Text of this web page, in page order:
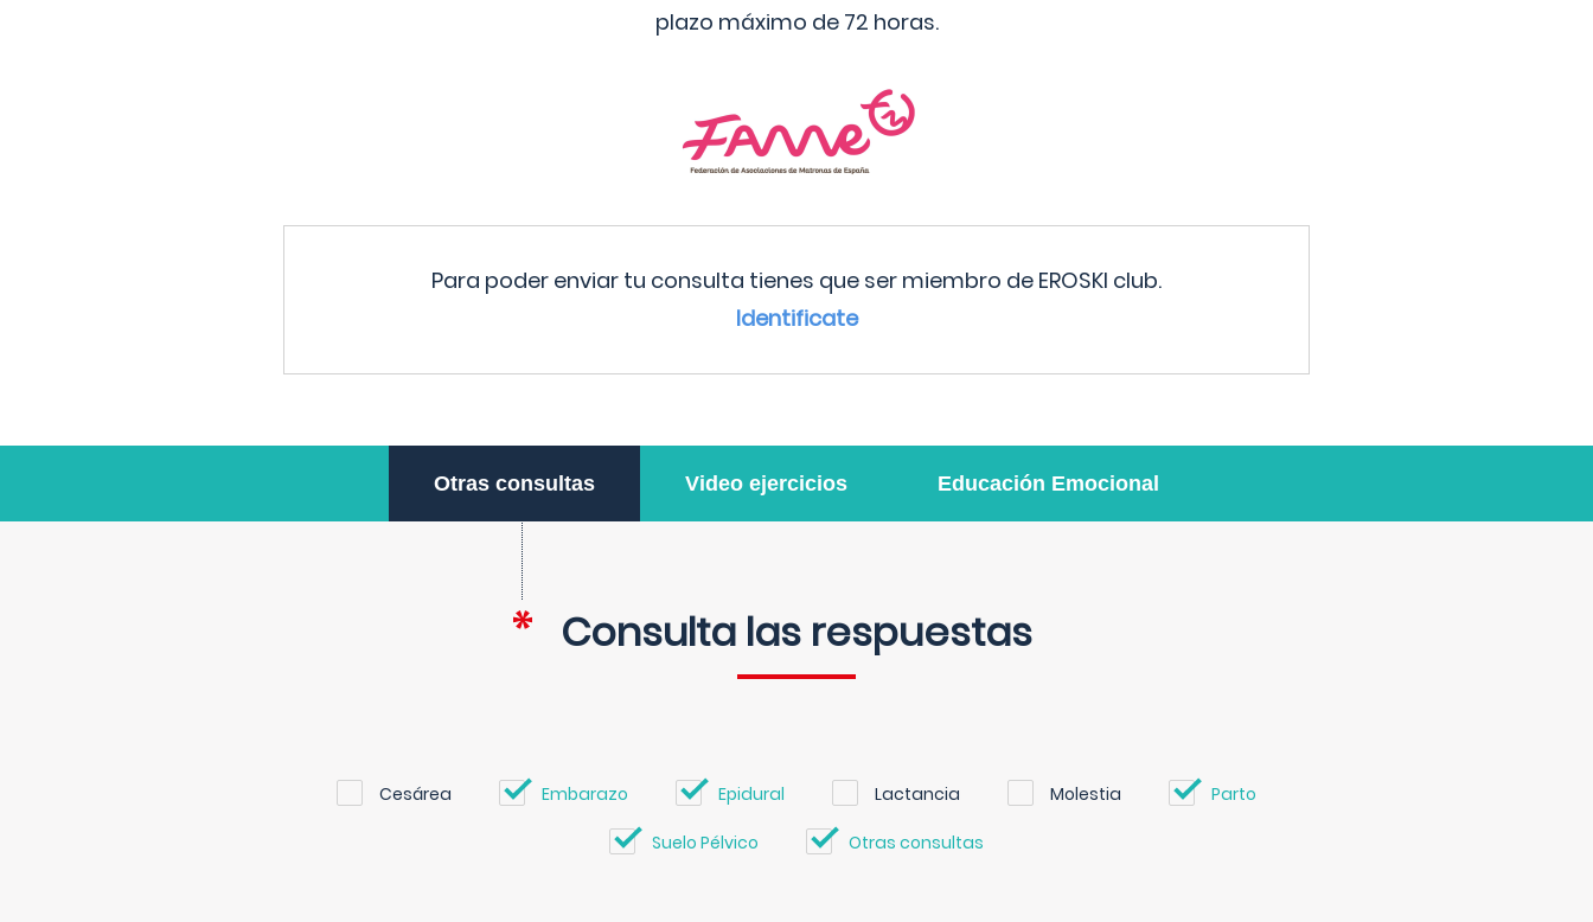
plazo máximo de 72 horas.
Para poder enviar tu consulta tienes que ser miembro de EROSKI club.
Identificate
Otras consultas Video ejercicios Educación Emocional
Consulta las respuestas
Cesárea Embarazo Epidural Lactancia Molestia Parto
Suelo Pélvico Otras consultas